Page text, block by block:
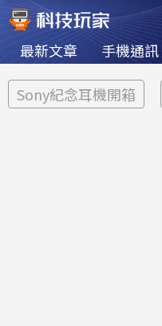
最新文章 手機通訊
Sony紀念耳機開箱